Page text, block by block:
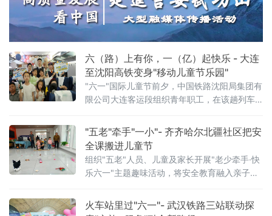
绿色发展和智慧教育领域取得的崭新成果，为
攸县的高质量发展注入了强劲的科技动力。
六（路）上有你，一（亿）起快乐 - 大连
至沈阳高铁变身"移动儿童节乐园"
"六一"国际儿童节前夕，中国铁路沈阳局集团有
限公司大连客运段组织青年职工，在该趟列车
这个六一，坐高铁去撒
"五老"牵手"一小"- 齐齐哈尔北疆社区把安
全课搬进儿童节
组织"五老"人员、儿童及家长开展"老少牵手·快
乐六一"主题趣味活动，将安全教育融入亲子游
现场设置了多项互动游戏，社区"五老"与孩子们
携手参与、亲密配合。"五老"人员耐心示范游戏
火车站里过"六一"- 武汉铁路三站联动探